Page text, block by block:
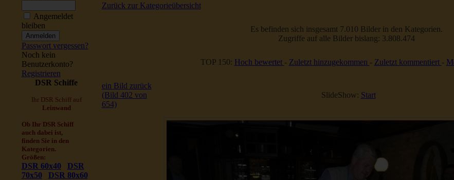
Angemeldet
bleiben
Passwort vergessen?
Noch kein
Benutzerkonto?
Registrieren
DSR Schiffe
Ihr DSR Schiff auf
Leinwand
Ob Ihr DSR Schiff
auch dabei ist,
finden Sie in den
Kategorien.
Größen:
DSR 60x40
DSR
70x50
DSR 80x60
Zurück zur Kategorieübersicht
Es befinden sich insgesamt 7.010 Bilder in den Kategorien.
Zugriffe auf alle Bilder bislang: 3.808.474
TOP 150: Hoch bewertet - Zuletzt hinzugekommen - Zuletzt kommentiert -
ein Bild zurück
(Bild 402 von
654)
SlideShow: Start